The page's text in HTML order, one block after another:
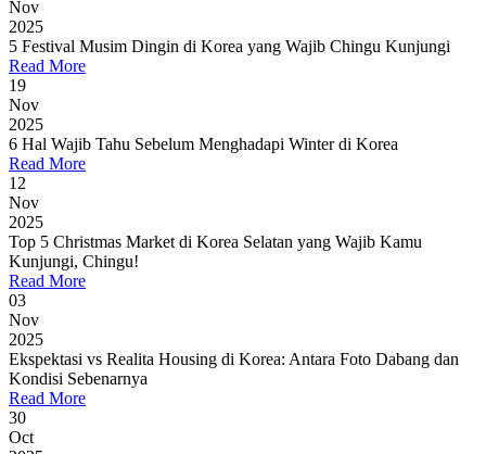
Nov
2025
5 Festival Musim Dingin di Korea yang Wajib Chingu Kunjungi
Read More
19
Nov
2025
6 Hal Wajib Tahu Sebelum Menghadapi Winter di Korea
Read More
12
Nov
2025
Top 5 Christmas Market di Korea Selatan yang Wajib Kamu
Kunjungi, Chingu!
Read More
03
Nov
2025
Ekspektasi vs Realita Housing di Korea: Antara Foto Dabang dan
Kondisi Sebenarnya
Read More
30
Oct